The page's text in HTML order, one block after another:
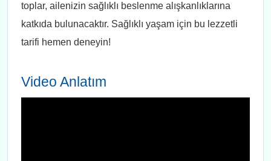
toplar, ailenizin sağlıklı beslenme alışkanlıklarına
katkıda bulunacaktır. Sağlıklı yaşam için bu lezzetli
tarifi hemen deneyin!
Video Anlatım